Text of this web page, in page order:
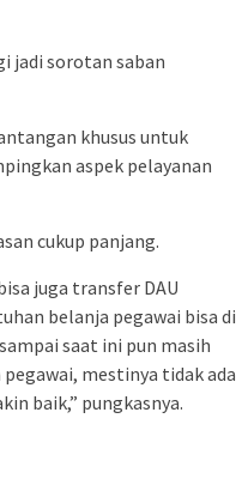
jadi sorotan saban
khusus untuk
aspek pelayanan
cukup panjang.
juga transfer DAU
belanja pegawai bisa di
saat ini pun masih
mestinya tidak ada
baik,” pungkasnya.